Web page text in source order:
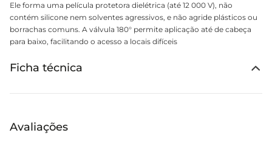
Ele forma uma película protetora dielétrica (até 12 000 V), não
contém silicone nem solventes agressivos, e não agride plásticos ou
borrachas comuns. A válvula 180° permite aplicação até de cabeça
para baixo, facilitando o acesso a locais difíceis
Ficha técnica
Avaliações